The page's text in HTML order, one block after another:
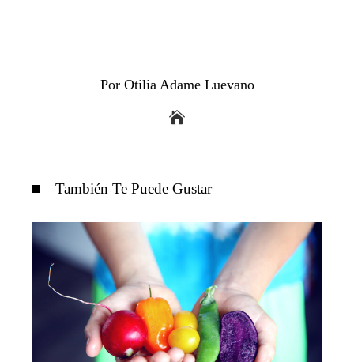
Por Otilia Adame Luevano
También Te Puede Gustar